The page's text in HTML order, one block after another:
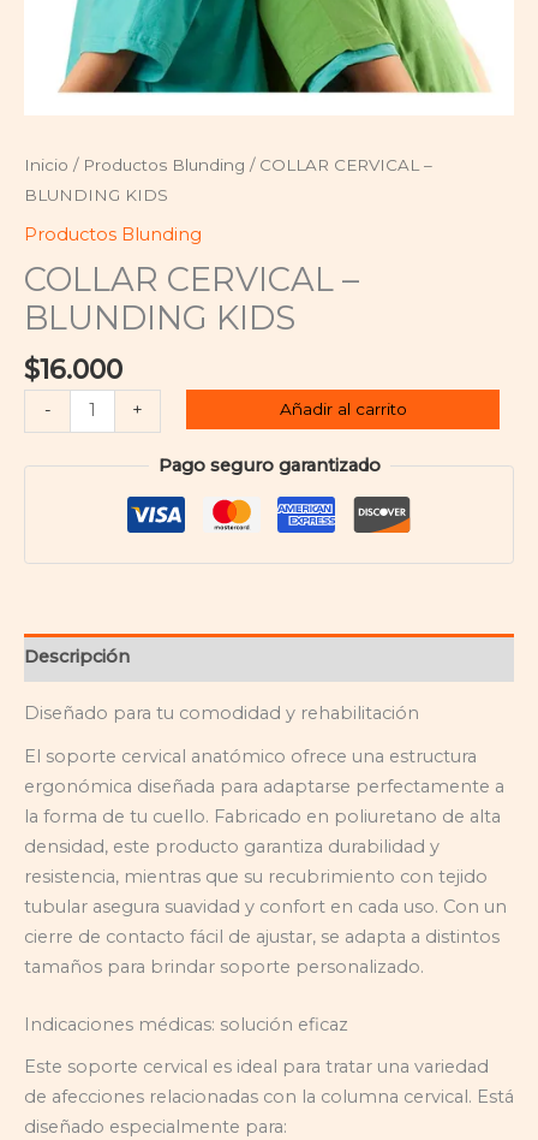
Inicio / Productos Blunding / COLLAR CERVICAL –
BLUNDING KIDS
Productos Blunding
COLLAR CERVICAL –
BLUNDING KIDS
$16.000
- + Añadir al carrito
Pago seguro garantizado
Descripción
Diseñado para tu comodidad y rehabilitación
El soporte cervical anatómico ofrece una estructura
ergonómica diseñada para adaptarse perfectamente a
la forma de tu cuello. Fabricado en poliuretano de alta
densidad, este producto garantiza durabilidad y
resistencia, mientras que su recubrimiento con tejido
tubular asegura suavidad y confort en cada uso. Con un
cierre de contacto fácil de ajustar, se adapta a distintos
tamaños para brindar soporte personalizado.
Indicaciones médicas: solución eficaz
Este soporte cervical es ideal para tratar una variedad
de afecciones relacionadas con la columna cervical. Está
diseñado especialmente para: